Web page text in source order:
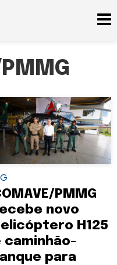
PMMG
novo
H125
caminhão-
para